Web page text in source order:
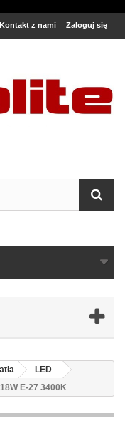
Zaloguj się
Kontakt z nami
LED
E-27 3400K